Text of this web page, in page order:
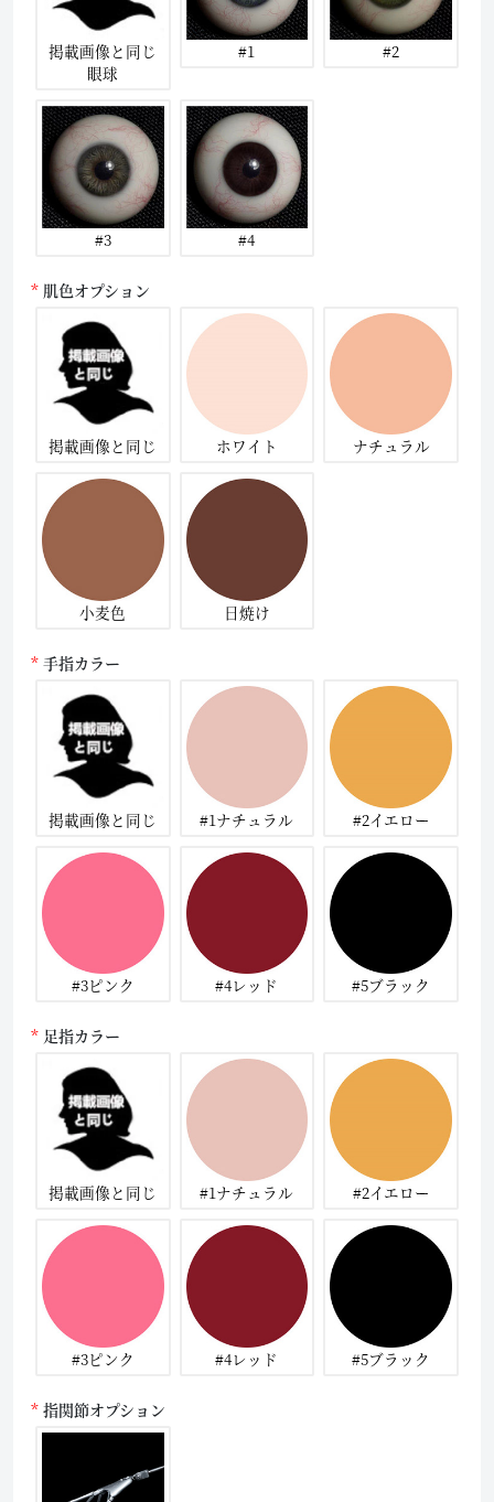
掲載画像と同じ
眼球
#1 #2
#3 #4
肌色オプション
掲載画像と同じ ホワイト ナチュラル
小麦色 日焼け
手指カラー
掲載画像と同じ #1ナチュラル #2イエロー
#3ピンク #4レッド #5ブラック
足指カラー
掲載画像と同じ #1ナチュラル #2イエロー
#3ピンク #4レッド #5ブラック
指関節オプション